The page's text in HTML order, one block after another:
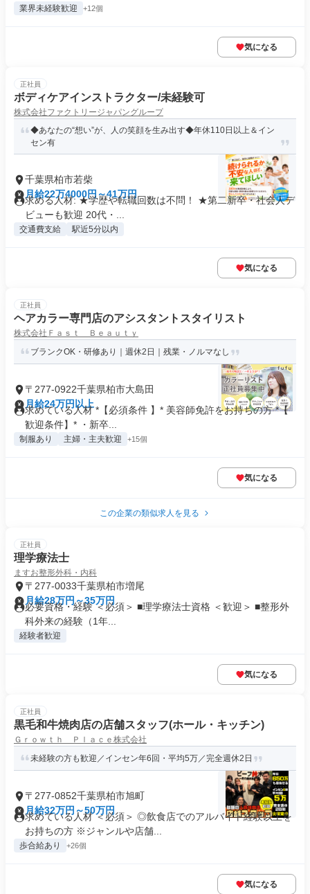
業界未経験歓迎 +12個
気になる
正社員
ボディケアインストラクター/未経験可
株式会社ファクトリージャパングループ
◆あなたの“想い”が、人の笑顔を生み出す◆年休110日以上＆イン
セン有
千葉県柏市若柴
月給22万4000円～41万円
求める人材: ★学歴や転職回数は不問！ ★第二新卒・社会人デ
ビューも歓迎 20代・...
交通費支給 駅近5分以内
気になる
正社員
ヘアカラー専門店のアシスタントスタイリスト
株式会社Ｆａｓｔ Ｂｅａｕｔｙ
ブランクOK・研修あり｜週休2日｜残業・ノルマなし
〒277-0922千葉県柏市大島田
月給24万円以上
求めている人材 *【必須条件 】* 美容師免許をお持ちの方 *【
歓迎条件】* ・新卒...
制服あり 主婦・主夫歓迎 +15個
気になる
この企業の類似求人を見る
正社員
理学療法士
ますお整形外科・内科
〒277-0033千葉県柏市増尾
月給28万円～35万円
必要資格・経験 ＜必須＞ ■理学療法士資格 ＜歓迎＞ ■整形外
科外来の経験（1年...
経験者歓迎
気になる
正社員
黒毛和牛焼肉店の店舗スタッフ(ホール・キッチン)
Ｇｒｏｗｔｈ Ｐｌａｃｅ株式会社
未経験の方も歓迎／インセン年6回・平均5万／完全週休2日
〒277-0852千葉県柏市旭町
月給32万円～50万円
求めている人材 ＜必須＞ ◎飲食店でのアルバイト経験以上を
お持ちの方 ※ジャンルや店舗...
歩合給あり +26個
気になる